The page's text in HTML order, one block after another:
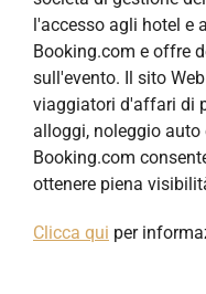
l'accesso agli hotel e
Booking.com e offre
sull'evento. Il sito
viaggiatori d'affari di
alloggi, noleggio
Booking.com
ottenere piena
Clicca qui per